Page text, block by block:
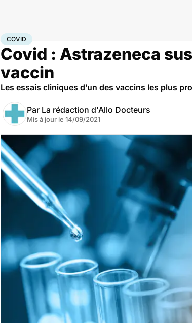
AccueilSanté
COVID
Covid : Astrazeneca
vaccin
Les essais cliniques d’un des vaccins les plus
Par La rédaction d'Allo Docteurs
Mis à jour le 14/09/2021